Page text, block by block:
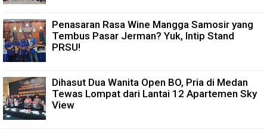
Penasaran Rasa Wine Mangga Samosir yang
Tembus Pasar Jerman? Yuk, Intip Stand
PRSU!
Dihasut Dua Wanita Open BO, Pria di Medan
Tewas Lompat dari Lantai 12 Apartemen Sky
View